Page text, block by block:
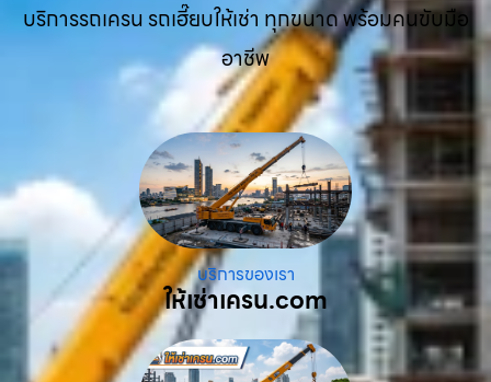
บริการรถเครน รถเฮี๊ยบให้เช่า ทุกขนาด พร้อมคนขับมือ
อาชีพ
บริการของเรา
ให้เช่าเครน.com